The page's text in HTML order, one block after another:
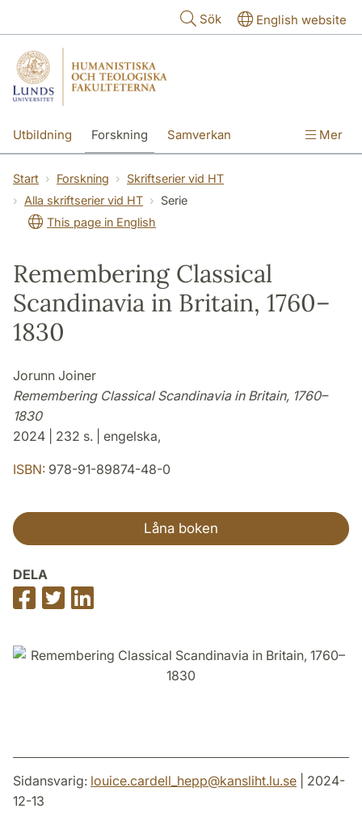
Sök English website
Utbildning Forskning Samverkan Mer
Start Forskning
Skriftserier vid HT
Alla skriftserier vid HT
Serie
This page in English
Remembering Classical
Scandinavia in Britain, 1760–
1830
Jorunn Joiner
Remembering Classical Scandinavia in Britain, 1760–
1830
2024 | 232 s. | engelska,
ISBN: 978-91-89874-48-0
Låna boken
DELA
Dela
på
Dela
på
på
Sidansvarig: louice.cardell_hepp@kansliht.lu.se | 2024-
12-13